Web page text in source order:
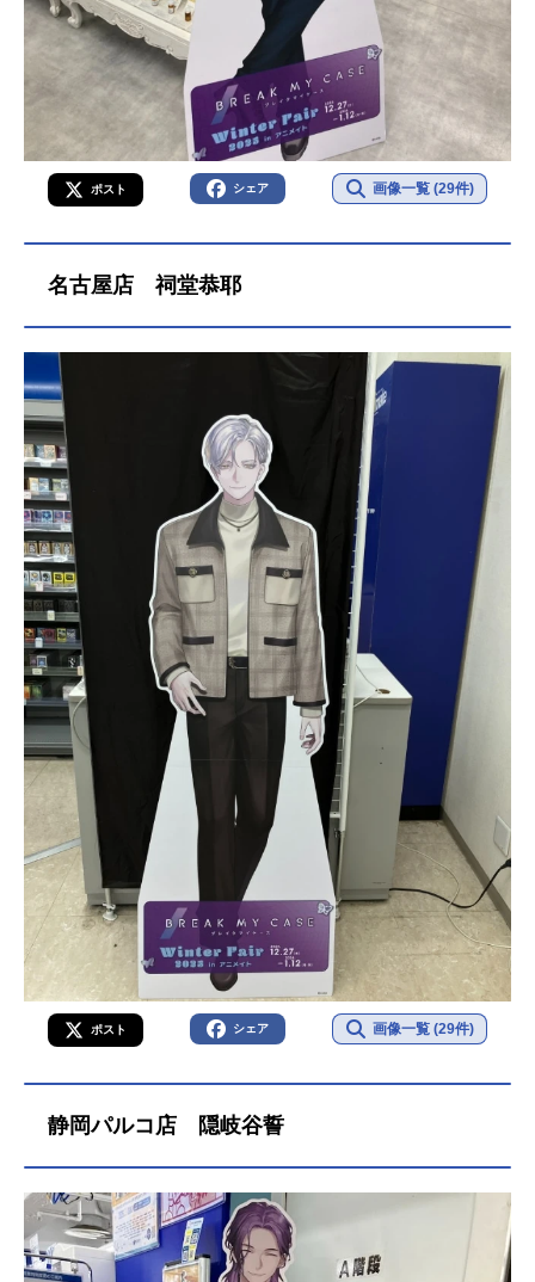
ポスト シェア 画像一覧 (29件)
名古屋店 祠堂恭耶
ポスト シェア 画像一覧 (29件)
静岡パルコ店 隠岐谷誓